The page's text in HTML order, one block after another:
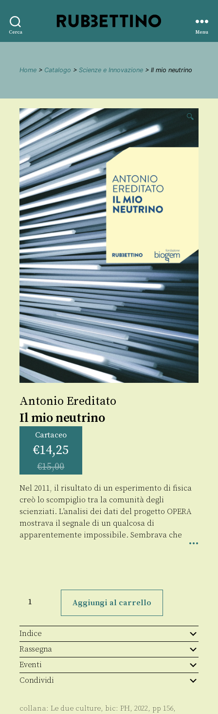
Cerca
editore
Menu
Home > Catalogo > Scienze e Innovazione > Il mio neutrino
🔍
Antonio Ereditato
Il mio neutrino
Cartaceo
€14,25
€15,00
Nel 2011, il risultato di un esperimento di fisica
creò lo scompiglio tra la comunità degli
scienziati. L’analisi dei dati del progetto OPERA
mostrava il segnale di un qualcosa di
apparentemente impossibile. Sembrava che
mio
Aggiungi al carrello
Indice
Rassegna
Eventi
Condividi
collana: Le due culture, bic: PH, 2022, pp 156,